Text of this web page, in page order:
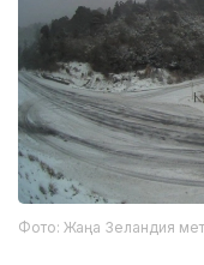
Фото: Жаңа Зеландия